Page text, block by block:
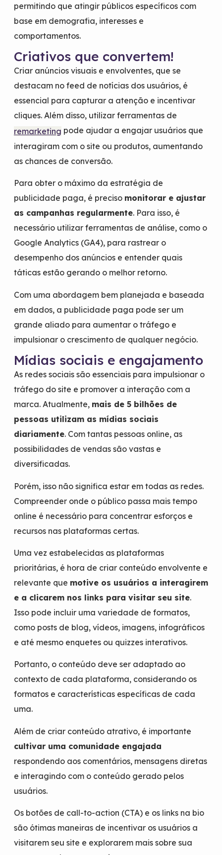
permitindo que atingir públicos específicos com
base em demografia, interesses e
comportamentos.
Criativos que convertem!
Criar anúncios visuais e envolventes, que se
destacam no feed de notícias dos usuários, é
essencial para capturar a atenção e incentivar
cliques. Além disso, utilizar ferramentas de
remarketing pode ajudar a engajar usuários que
interagiram com o site ou produtos, aumentando
as chances de conversão.
Para obter o máximo da estratégia de
publicidade paga, é preciso monitorar e ajustar
as campanhas regularmente. Para isso, é
necessário utilizar ferramentas de análise, como o
Google Analytics (GA4), para rastrear o
desempenho dos anúncios e entender quais
táticas estão gerando o melhor retorno.
Com uma abordagem bem planejada e baseada
em dados, a publicidade paga pode ser um
grande aliado para aumentar o tráfego e
impulsionar o crescimento de qualquer negócio.
Mídias sociais e engajamento
As redes sociais são essenciais para impulsionar o
tráfego do site e promover a interação com a
marca. Atualmente, mais de 5 bilhões de
pessoas utilizam as mídias sociais
diariamente. Com tantas pessoas online, as
possibilidades de vendas são vastas e
diversificadas.
Porém, isso não significa estar em todas as redes.
Compreender onde o público passa mais tempo
online é necessário para concentrar esforços e
recursos nas plataformas certas.
Uma vez estabelecidas as plataformas
prioritárias, é hora de criar conteúdo envolvente e
relevante que motive os usuários a interagirem
e a clicarem nos links para visitar seu site.
Isso pode incluir uma variedade de formatos,
como posts de blog, vídeos, imagens, infográficos
e até mesmo enquetes ou quizzes interativos.
Portanto, o conteúdo deve ser adaptado ao
contexto de cada plataforma, considerando os
formatos e características específicas de cada
uma.
Além de criar conteúdo atrativo, é importante
cultivar uma comunidade engajada
respondendo aos comentários, mensagens diretas
e interagindo com o conteúdo gerado pelos
usuários.
Os botões de call-to-action (CTA) e os links na bio
são ótimas maneiras de incentivar os usuários a
visitarem seu site e explorarem mais sobre sua